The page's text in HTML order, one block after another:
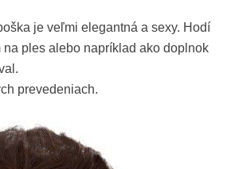
je veľmi elegantná a sexy. Hodí
na ples alebo napríklad ako doplnok
prevedeniach.